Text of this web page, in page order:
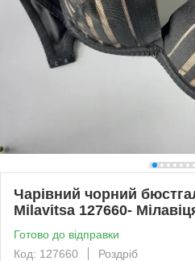
Чарівний чорний
Milavitsa 127660-
Готово до відправки
Код: 127660
Роздріб